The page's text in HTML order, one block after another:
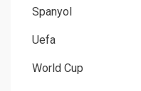
Spanyol
Uefa
World Cup